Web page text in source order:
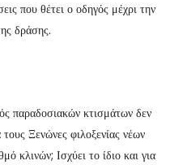
που θέτει ο οδηγός μέχρι την
δράσης.
παραδοσιακών κτισμάτων δεν
Ξενώνες φιλοξενίας νέων
κλινών; Ισχύει το ίδιο και για